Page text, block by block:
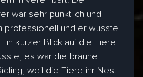
war sehr pünktlich und
professionell und er wusste
kurzer Blick auf die Tiere
es war die braune
weil die Tiere ihr Nest